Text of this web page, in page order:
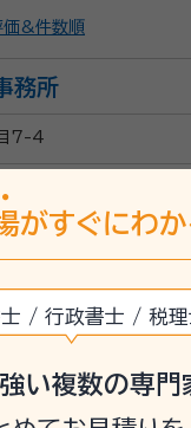
用時期：2026/6
しやすく、内容もこちらが分
る事を、電話でやり取りしま
がよく感心しました。
応援いたします。また
価&件数順
務所
7-4
事務所
がすぐにわか
/ 行政書士 / 税理
い複数の専門